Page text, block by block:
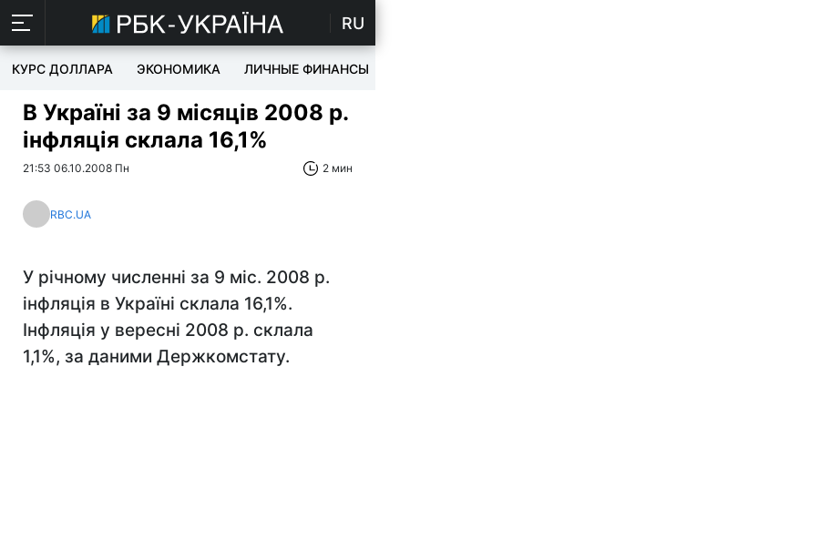
RU
КУРС ДОЛЛАРА ЭКОНОМИКА ЛИЧНЫЕ ФИНАНСЫ
В Україні за 9 місяців 2008 р.
інфляція склала 16,1%
21:53 06.10.2008 Пн 2 мин
RBC.UA
У річному численні за 9 міс. 2008 р.
інфляція в Україні склала 16,1%.
Інфляція у вересні 2008 р. склала
1,1%, за даними Держкомстату.